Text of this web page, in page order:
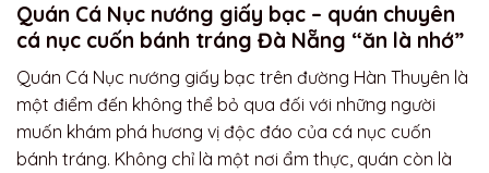
Quán Cá Nục nướng giấy bạc – quán chuyên
cá nục cuốn bánh tráng Đà Nẵng “ăn là nhớ”
Quán Cá Nục nướng giấy bạc trên đường Hàn Thuyên là
một điểm đến không thể bỏ qua đối với những người
muốn khám phá hương vị độc đáo của cá nục cuốn
bánh tráng. Không chỉ là một nơi ẩm thực, quán còn là